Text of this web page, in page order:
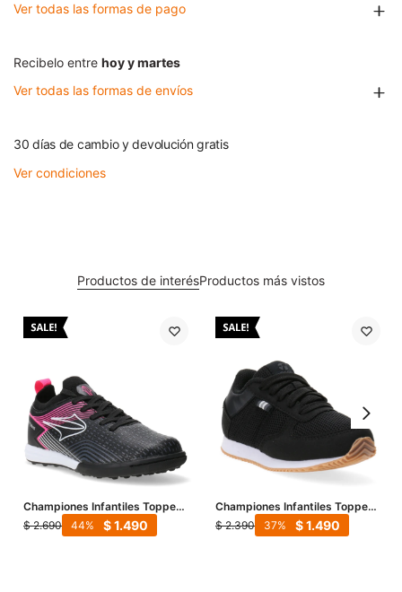
Ver todas las formas de pago
Recibelo entre hoy y martes
Ver todas las formas de envíos
30 días de cambio y devolución gratis
Ver condiciones
Productos de interésProductos más vistos
Championes Infantiles Topper
Stingray III Mach TF - Negro -
Blanco - Fucsia
$ 2.690 $1.490
44
Championes Infantiles Topper
T350 Mesh - Negro - Gris
$ 2.390 $1.490
37